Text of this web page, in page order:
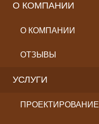
О КОМПАНИИ
О КОМПАНИИ
ОТЗЫВЫ
УСЛУГИ
ПРОЕКТИРОВАНИЕ